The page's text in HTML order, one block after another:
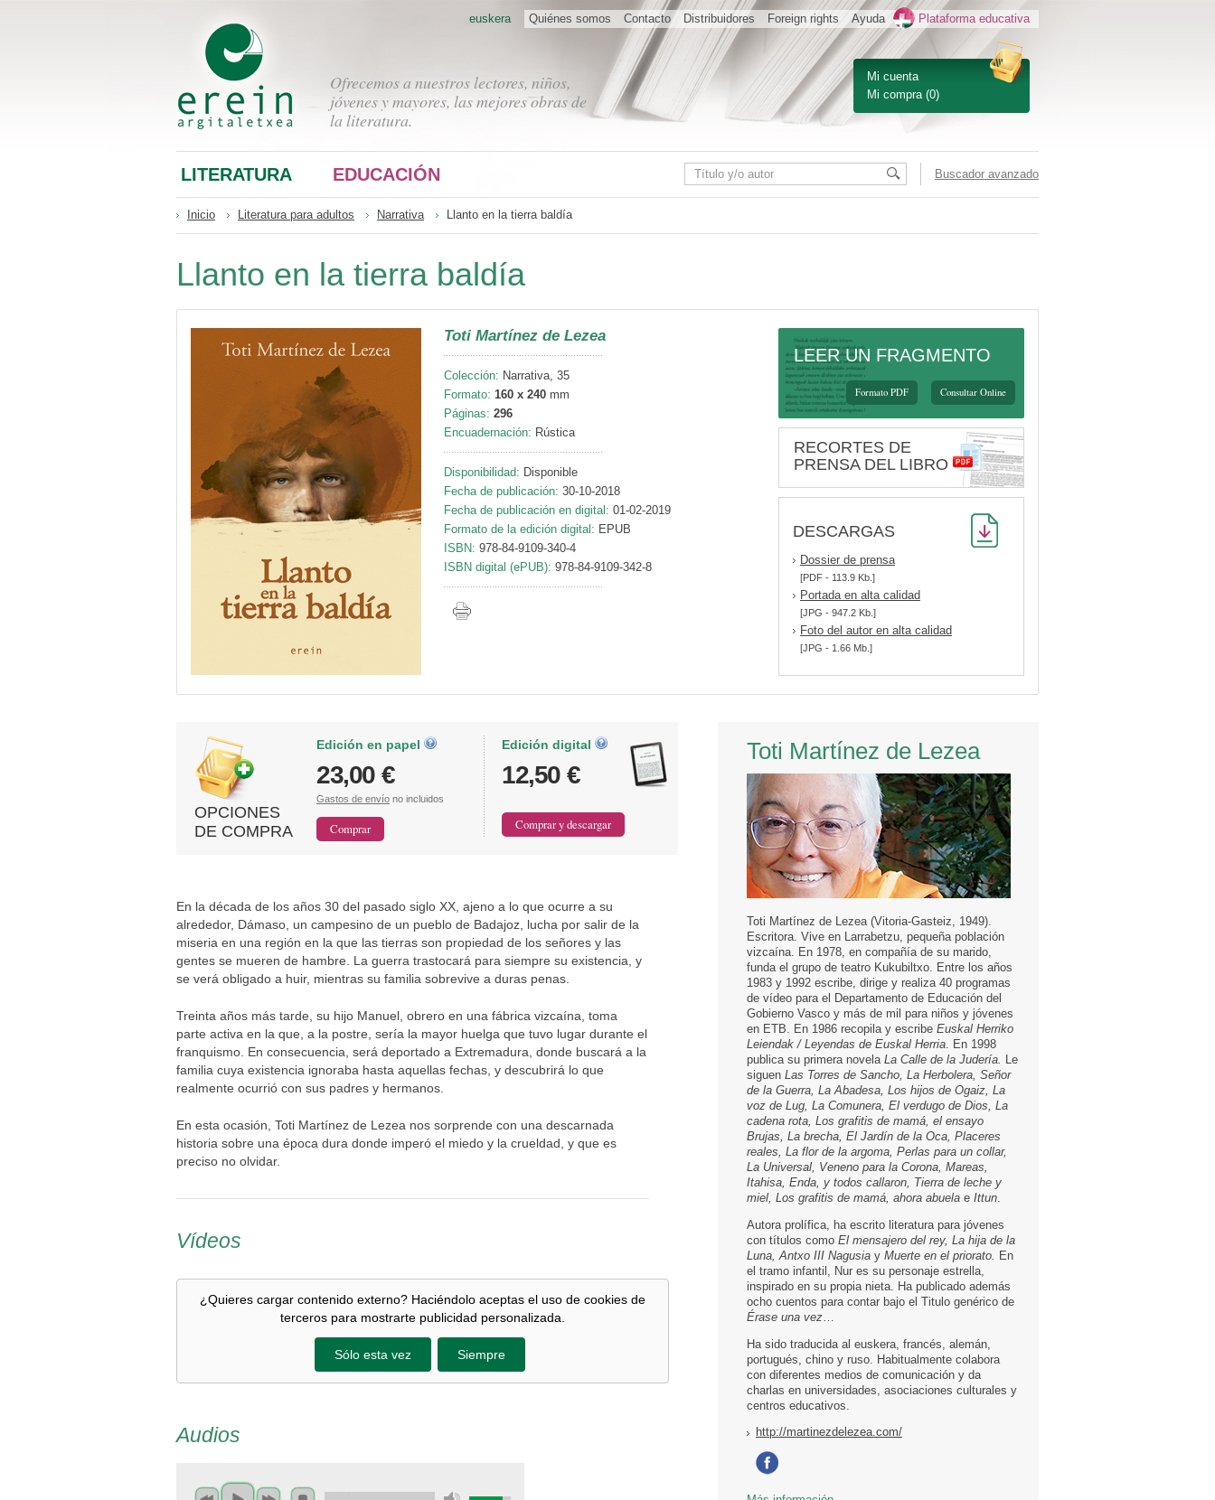
Mi cuenta
Mi compra (0)
Ofrecemos a nuestros lectores, niños,
jóvenes y mayores, las mejores obras de
la literatura.
Quiénes somos Contacto Distribuidores Foreign rights Ayuda Plataforma educativa
euskera
LITERATURA EDUCACIÓN Buscador avanzado
Inicio Literatura para adultos Narrativa Llanto en la tierra baldía
Llanto en la tierra baldía
Toti Martínez de Lezea
Colección: Narrativa, 35
Formato: 160 x 240 mm
Páginas: 296
Encuadernación: Rústica
Disponibilidad: Disponible
Fecha de publicación: 30-10-2018
Fecha de publicación en digital: 01-02-2019
Formato de la edición digital: EPUB
ISBN: 978-84-9109-340-4
ISBN digital (ePUB): 978-84-9109-342-8
LEER UN FRAGMENTO
Consultar Online
Formato PDF
RECORTES DE
PRENSA DEL LIBRO
DESCARGAS
Dossier de prensa
[PDF - 113.9 Kb.]
Portada en alta calidad
[JPG - 947.2 Kb.]
Foto del autor en alta calidad
[JPG - 1.66 Mb.]
OPCIONES
DE COMPRA
Edición en papel
23,00 €
Gastos de envío no incluidos
Edición digital
12,50 €
En la década de los años 30 del pasado siglo XX, ajeno a lo que ocurre a su
alrededor, Dámaso, un campesino de un pueblo de Badajoz, lucha por salir de la
miseria en una región en la que las tierras son propiedad de los señores y las
gentes se mueren de hambre. La guerra trastocará para siempre su existencia, y
se verá obligado a huir, mientras su familia sobrevive a duras penas.
Treinta años más tarde, su hijo Manuel, obrero en una fábrica vizcaína, toma
parte activa en la que, a la postre, sería la mayor huelga que tuvo lugar durante el
franquismo. En consecuencia, será deportado a Extremadura, donde buscará a la
familia cuya existencia ignoraba hasta aquellas fechas, y descubrirá lo que
realmente ocurrió con sus padres y hermanos.
En esta ocasión, Toti Martínez de Lezea nos sorprende con una descarnada
historia sobre una época dura donde imperó el miedo y la crueldad, y que es
preciso no olvidar.
Vídeos
¿Quieres cargar contenido externo? Haciéndolo aceptas el uso de cookies de
terceros para mostrarte publicidad personalizada.
Sólo esta vez Siempre
Audios
Toti Martínez de Lezea
Toti Martínez de Lezea (Vitoria-Gasteiz, 1949).
Escritora. Vive en Larrabetzu, pequeña población
vizcaína. En 1978, en compañía de su marido,
funda el grupo de teatro Kukubiltxo. Entre los años
1983 y 1992 escribe, dirige y realiza 40 programas
de vídeo para el Departamento de Educación del
Gobierno Vasco y más de mil para niños y jóvenes
en ETB. En 1986 recopila y escribe Euskal Herriko
Leiendak / Leyendas de Euskal Herria. En 1998
publica su primera novela La Calle de la Judería. Le
siguen Las Torres de Sancho, La Herbolera, Señor
de la Guerra, La Abadesa, Los hijos de Ogaiz, La
voz de Lug, La Comunera, El verdugo de Dios, La
cadena rota, Los grafitis de mamá, el ensayo
Brujas, La brecha, El Jardín de la Oca, Placeres
reales, La flor de la argoma, Perlas para un collar,
La Universal, Veneno para la Corona, Mareas,
Itahisa, Enda, y todos callaron, Tierra de leche y
miel, Los grafitis de mamá, ahora abuela e Ittun.
Autora prolífica, ha escrito literatura para jóvenes
con títulos como El mensajero del rey, La hija de la
Luna, Antxo III Nagusia y Muerte en el priorato.
En
el tramo infantil, Nur es su personaje estrella,
inspirado en su propia nieta. Ha publicado además
ocho cuentos para contar bajo el Titulo genérico de
Érase una vez
Ha sido traducida al euskera, francés, alemán,
portugués, chino y ruso. Habitualmente colabora
con diferentes medios de comunicación y da
charlas en universidades, asociaciones culturales y
centros educativos.
http://martinezdelezea.com/